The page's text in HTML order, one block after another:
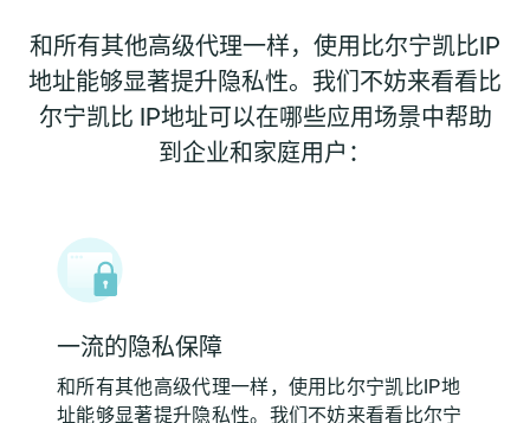
和所有其他高级代理一样，使用比尔宁凯比IP
地址能够显著提升隐私性。我们不妨来看看比
尔宁凯比 IP地址可以在哪些应用场景中帮助
到企业和家庭用户：
一流的隐私保障
和所有其他高级代理一样，使用比尔宁凯比IP地
址能够显著提升隐私性。我们不妨来看看比尔宁